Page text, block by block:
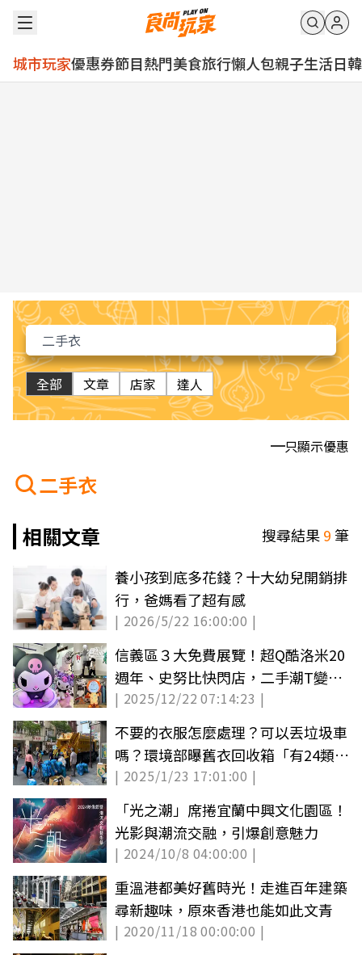
城市玩家優惠券節目熱門美食旅行懶人包親子生活日韓
全部 文章 店家 達人
只顯示優惠
二手衣
相關文章
搜尋結果9筆
養小孩到底多花錢？十大幼兒開銷排
行，爸媽看了超有感
| 2026/5/22 16:00:00 |
信義區３大免費展覽！超Q酷洛米20
週年、史努比快閃店，二手潮T變浮
雕巨作
| 2025/12/22 07:14:23 |
不要的衣服怎麼處理？可以丟垃圾車
嗎？環境部曝舊衣回收箱「有24類不
收」
| 2025/1/23 17:01:00 |
「光之潮」席捲宜蘭中興文化園區！
光影與潮流交融，引爆創意魅力
| 2024/10/8 04:00:00 |
重溫港都美好舊時光！走進百年建築
尋新趣味，原來香港也能如此文青
| 2020/11/18 00:00:00 |